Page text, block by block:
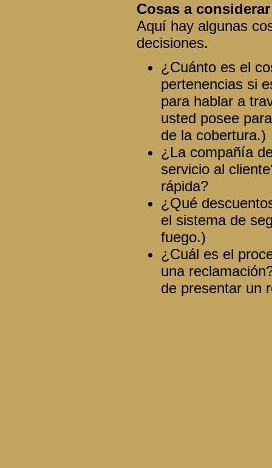
Cosas a
Aquí hay algunas
decisiones.
¿Cuánto es el
pertenencias si
para hablar a
usted posee
de la cobertura.)
¿La compañía
servicio al
rápida?
¿Qué
el sistema de
fuego.)
¿Cuál es el
una
de presentar un